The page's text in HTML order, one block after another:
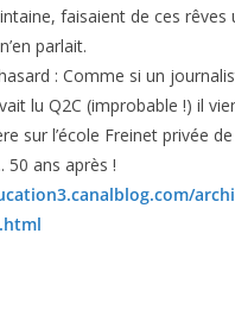
faisaient de ces rêves
parlait.
: Comme si un
lu Q2C (improbable !) il
sur l’école Freinet privée
50 ans après !